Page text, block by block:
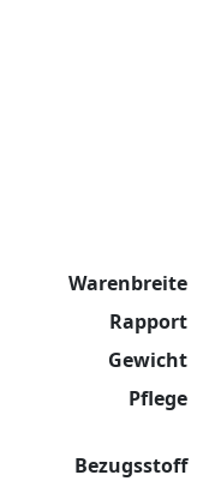
Warenbreite
Rapport
Gewicht
Pflege
Bezugsstoff